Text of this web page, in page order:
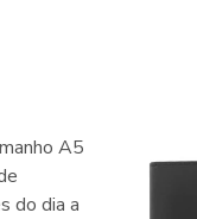
A5
do dia a